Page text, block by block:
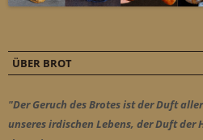
ÜBER BROT
"Der Geruch des Brotes ist der Duft
unseres irdischen Lebens, der Duft der